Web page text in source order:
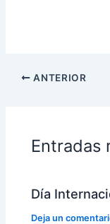
ANTERIOR
Entradas
Día
Deja un